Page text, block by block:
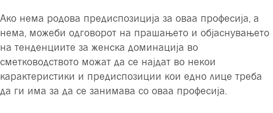
Ако нема родова предиспозиција за оваа професија, а
нема, можеби одговорот на прашањето и објаснувањето
на тенденциите за женска доминација во
сметководството можат да се најдат во некои
карактеристики и предиспозиции кои едно лице треба
да ги има за да се занимава со оваа професија.